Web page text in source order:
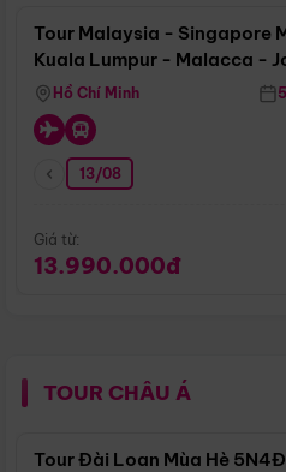
Tour Malaysia - Singapore
Kuala Lumpur - Malacca -
Singapore
Hồ Chí Minh
13/08
Giá từ:
13.990.000đ
TOUR CHÂU Á
Tour Đài Loan Mùa Hè